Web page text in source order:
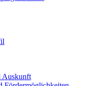
Auskunft